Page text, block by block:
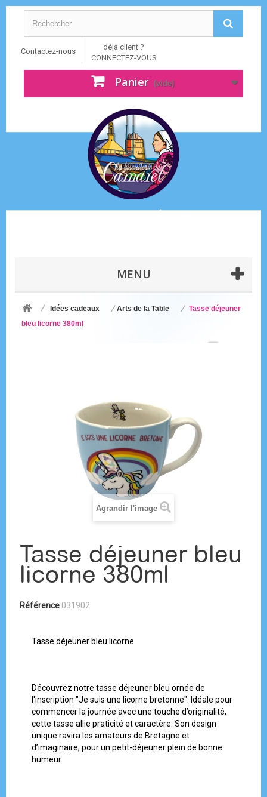
Contactez-nous
déjà client ?
CONNECTEZ-VOUS
Panier (vide)
MENU
Idées cadeaux Arts de la Table
Tasse déjeuner
bleu licorne 380ml
Agrandir l'image
Tasse déjeuner bleu
licorne 380ml
Référence 031902
Tasse déjeuner bleu licorne
Découvrez notre tasse déjeuner bleu ornée de
l'inscription "Je suis une licorne bretonne". Idéale pour
commencer la journée avec une touche d’originalité,
cette tasse allie praticité et caractère. Son design
unique ravira les amateurs de Bretagne et
d’imaginaire, pour un petit-déjeuner plein de bonne
humeur.